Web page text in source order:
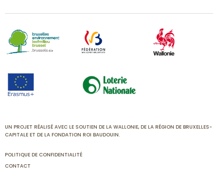
UN PROJET RÉALISÉ AVEC LE SOUTIEN DE LA WALLONIE, DE LA RÉGION DE BRUXELLES-
CAPITALE ET DE LA FONDATION ROI BAUDOUIN.
POLITIQUE DE CONFIDENTIALITÉ
CONTACT